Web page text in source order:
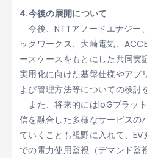
4.今後の展開について
今後、NTTアノードエナジー
ックワークス、大崎電気、
ースケースをもとにした共同実
実用化に向けた基盤仕様やアプ
よび管理方法等についての検討
また、将来的にはIoGプラッ
信を融合した多様なサービスの
ていくことも視野に入れて、
での電力使用監視（デマンド監